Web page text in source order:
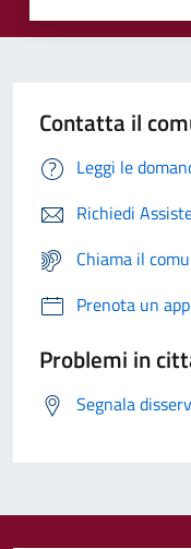
Contatta il
Leggi le
Richiedi
Chiama il
Prenota un
Problemi in
Segnala